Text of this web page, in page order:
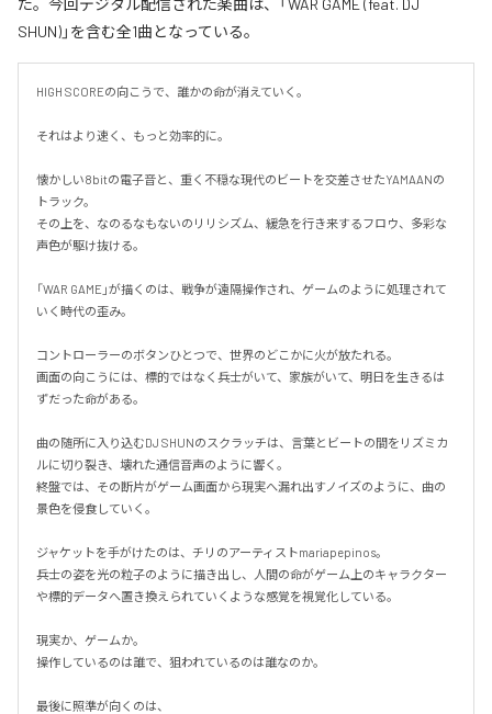
SHUN)」を含む全1曲となっている。
HIGH SCOREの向こうで、誰かの命が消えていく。
それはより速く、もっと効率的に。
懐かしい8bitの電子音と、重く不穏な現代のビートを交差させたYAMAANの
トラック。
その上を、なのるなもないのリリシズム、緩急を行き来するフロウ、多彩な
声色が駆け抜ける。
「WAR GAME」が描くのは、戦争が遠隔操作され、ゲームのように処理されて
いく時代の歪み。
コントローラーのボタンひとつで、世界のどこかに火が放たれる。
画面の向こうには、標的ではなく兵士がいて、家族がいて、明日を生きるは
ずだった命がある。
曲の随所に入り込むDJ SHUNのスクラッチは、言葉とビートの間をリズミカ
ルに切り裂き、壊れた通信音声のように響く。
終盤では、その断片がゲーム画面から現実へ漏れ出すノイズのように、曲の
景色を侵食していく。
ジャケットを手がけたのは、チリのアーティストmariapepinos。
兵士の姿を光の粒子のように描き出し、人間の命がゲーム上のキャラクター
や標的データへ置き換えられていくような感覚を視覚化している。
現実か、ゲームか。
操作しているのは誰で、狙われているのは誰なのか。
最後に照準が向くのは、